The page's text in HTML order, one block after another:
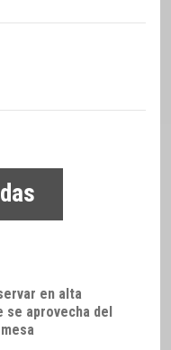
en alta
se aprovecha del